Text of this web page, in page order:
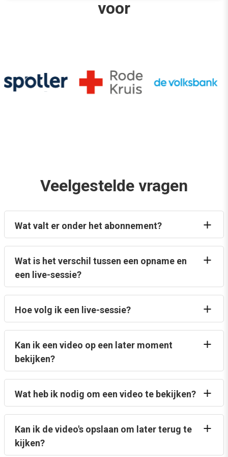
voor
Veelgestelde vragen
Wat valt er onder het abonnement?
Wat is het verschil tussen een opname en
een live-sessie?
Hoe volg ik een live-sessie?
Kan ik een video op een later moment
bekijken?
Wat heb ik nodig om een video te bekijken?
Kan ik de video's opslaan om later terug te
kijken?